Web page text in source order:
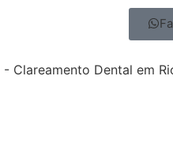
- Clareamento Dental em